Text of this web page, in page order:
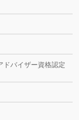
ドバイザー資格認定